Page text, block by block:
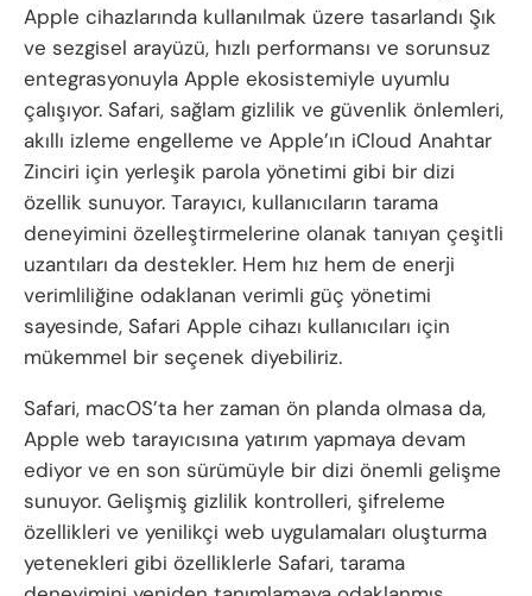
Apple cihazlarında kullanılmak üzere tasarlandı Şık
ve sezgisel arayüzü, hızlı performansı ve sorunsuz
entegrasyonuyla Apple ekosistemiyle uyumlu
çalışıyor. Safari, sağlam gizlilik ve güvenlik önlemleri,
akıllı izleme engelleme ve Apple’ın iCloud Anahtar
Zinciri için yerleşik parola yönetimi gibi bir dizi
özellik sunuyor. Tarayıcı, kullanıcıların tarama
deneyimini özelleştirmelerine olanak tanıyan çeşitli
uzantıları da destekler. Hem hız hem de enerji
verimliliğine odaklanan verimli güç yönetimi
sayesinde, Safari Apple cihazı kullanıcıları için
mükemmel bir seçenek diyebiliriz.
Safari, macOS’ta her zaman ön planda olmasa da,
Apple web tarayıcısına yatırım yapmaya devam
ediyor ve en son sürümüyle bir dizi önemli gelişme
sunuyor. Gelişmiş gizlilik kontrolleri, şifreleme
özellikleri ve yenilikçi web uygulamaları oluşturma
yetenekleri gibi özelliklerle Safari, tarama